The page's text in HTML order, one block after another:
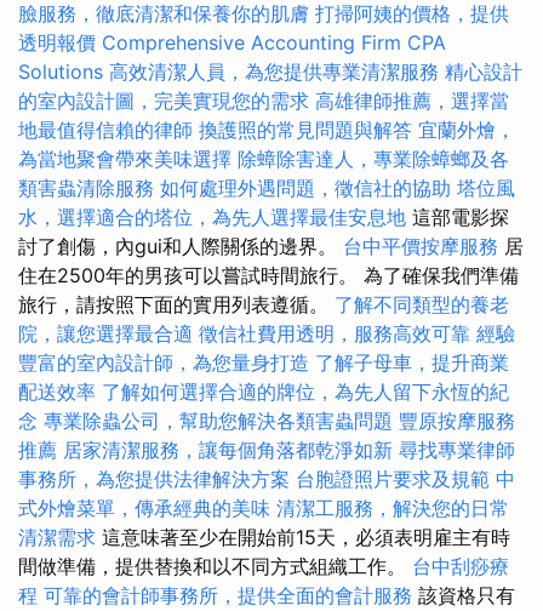
臉服務，徹底清潔和保養你的肌膚 打掃阿姨的價格，提供
透明報價 Comprehensive Accounting Firm CPA
Solutions 高效清潔人員，為您提供專業清潔服務 精心設計
的室內設計圖，完美實現您的需求 高雄律師推薦，選擇當
地最值得信賴的律師 換護照的常見問題與解答 宜蘭外燴，
為當地聚會帶來美味選擇 除蟑除害達人，專業除蟑螂及各
類害蟲清除服務 如何處理外遇問題，徵信社的協助 塔位風
水，選擇適合的塔位，為先人選擇最佳安息地 這部電影探
討了創傷，內gui和人際關係的邊界。 台中平價按摩服務 居
住在2500年的男孩可以嘗試時間旅行。 為了確保我們準備
旅行，請按照下面的實用列表遵循。 了解不同類型的養老
院，讓您選擇最合適 徵信社費用透明，服務高效可靠 經驗
豐富的室內設計師，為您量身打造 了解子母車，提升商業
配送效率 了解如何選擇合適的牌位，為先人留下永恆的紀
念 專業除蟲公司，幫助您解決各類害蟲問題 豐原按摩服務
推薦 居家清潔服務，讓每個角落都乾淨如新 尋找專業律師
事務所，為您提供法律解決方案 台胞證照片要求及規範 中
式外燴菜單，傳承經典的美味 清潔工服務，解決您的日常
清潔需求 這意味著至少在開始前15天，必須表明雇主有時
間做準備，提供替換和以不同方式組織工作。 台中刮痧療
程 可靠的會計師事務所，提供全面的會計服務 該資格只有